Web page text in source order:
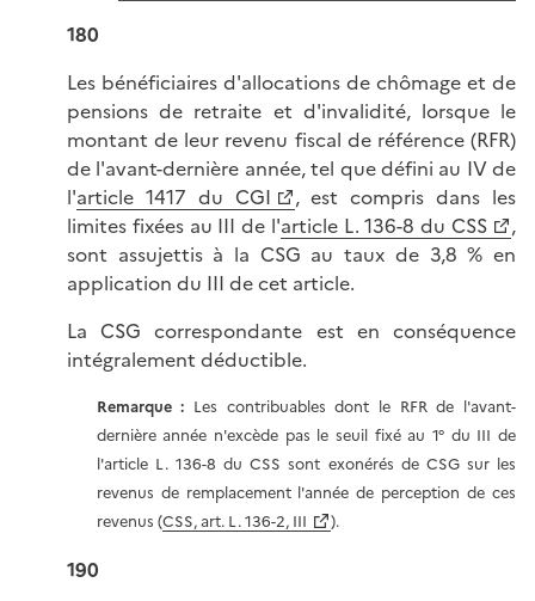
180
Les bénéficiaires d'allocations de chômage et de
pensions de retraite et d'invalidité, lorsque le
montant de leur revenu fiscal de référence (RFR)
de l'avant-dernière année, tel que défini au IV de
l'article 1417 du CGI
, est compris dans les
limites fixées au III de l'article L. 136-8 du CSS
,
sont assujettis à la CSG au taux de 3,8 % en
application du III de cet article.
La CSG correspondante est en conséquence
intégralement déductible.
Remarque : Les contribuables dont le RFR de l'avant-
dernière année n'excède pas le seuil fixé au 1° du III de
l'article L. 136-8 du CSS sont exonérés de CSG sur les
revenus de remplacement l'année de perception de ces
revenus (CSS, art. L. 136-2, III ).
190